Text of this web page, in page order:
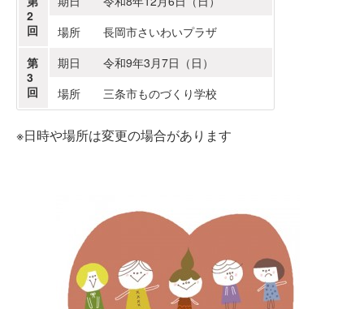
2
回
場所 長岡市さいわいプラザ
第
3
回
期日 令和9年3月7日（日）
場所 三条市ものづくり学校
※日時や場所は変更の場合があります